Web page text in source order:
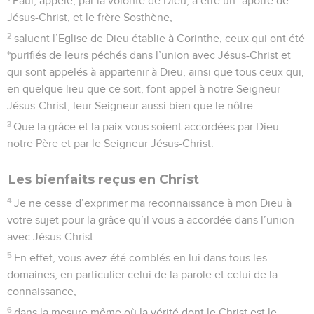
Jésus-Christ, et le frère Sosthène,
2 saluent l’Eglise de Dieu établie à Corinthe, ceux qui ont été
*purifiés de leurs péchés dans l’union avec Jésus-Christ et
qui sont appelés à appartenir à Dieu, ainsi que tous ceux qui,
en quelque lieu que ce soit, font appel à notre Seigneur
Jésus-Christ, leur Seigneur aussi bien que le nôtre.
3 Que la grâce et la paix vous soient accordées par Dieu
notre Père et par le Seigneur Jésus-Christ.
Les bienfaits reçus en Christ
4 Je ne cesse d’exprimer ma reconnaissance à mon Dieu à
votre sujet pour la grâce qu’il vous a accordée dans l’union
avec Jésus-Christ.
5 En effet, vous avez été comblés en lui dans tous les
domaines, en particulier celui de la parole et celui de la
connaissance,
6